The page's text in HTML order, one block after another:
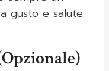
gusto e salute.